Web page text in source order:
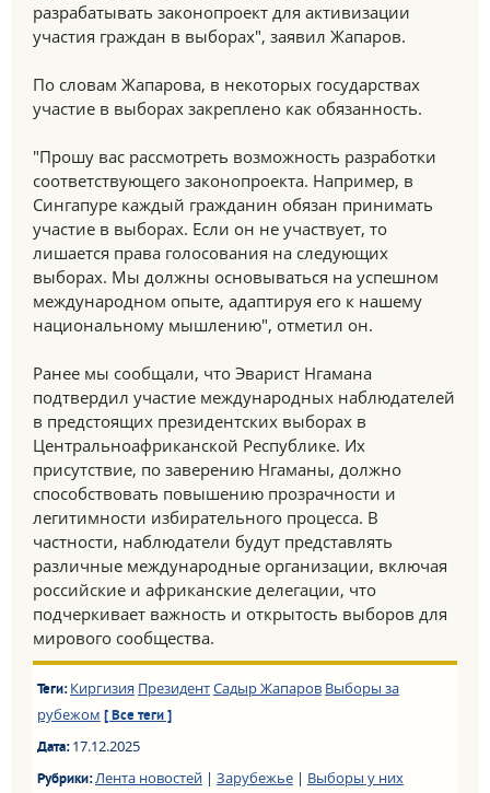
разрабатывать законопроект для активизации
участия граждан в выборах", заявил Жапаров.
По словам Жапарова, в некоторых государствах
участие в выборах закреплено как обязанность.
"Прошу вас рассмотреть возможность разработки
соответствующего законопроекта. Например, в
Сингапуре каждый гражданин обязан принимать
участие в выборах. Если он не участвует, то
лишается права голосования на следующих
выборах. Мы должны основываться на успешном
международном опыте, адаптируя его к нашему
национальному мышлению", отметил он.
Ранее мы сообщали, что Эварист Нгамана
подтвердил участие международных наблюдателей
в предстоящих президентских выборах в
Центральноафриканской Республике. Их
присутствие, по заверению Нгаманы, должно
способствовать повышению прозрачности и
легитимности избирательного процесса. В
частности, наблюдатели будут представлять
различные международные организации, включая
российские и африканские делегации, что
подчеркивает важность и открытость выборов для
мирового сообщества.
Теги: Киргизия ПрезидентСадыр Жапаров Выборы за
рубежом [ Все теги ]
Дата:17.12.2025
Рубрики:Лента новостей| Зарубежье| Выборы у них